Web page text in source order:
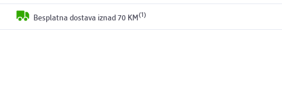
Besplatna dostava iznad 70 KM (1)